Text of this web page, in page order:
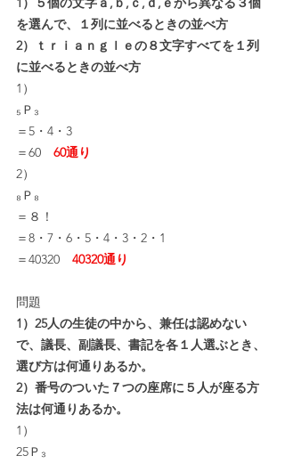
を選んで、１列に並べるときの並べ方
2）ｔｒｉａｎｇｌｅの８文字すべてを１列
に並べるときの並べ方
1）
₅Ｐ₃
＝5・4・3
＝60 60通り
2）
₈Ｐ₈
＝８！
＝8・7・6・5・4・3・2・1
＝40320 40320通り
問題
1）25人の生徒の中から、兼任は認めない
で、議長、副議長、書記を各１人選ぶとき、
選び方は何通りあるか。
2）番号のついた７つの座席に５人が座る方
法は何通りあるか。
1）
25Ｐ₃